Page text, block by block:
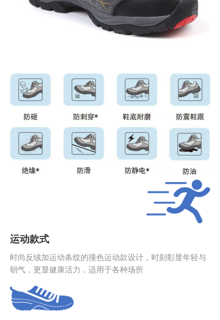
运动款式
时尚反绒加运动条纹的撞色运动款设计，时刻彰显年轻与
朝气，更显健康活力，适用于各种场所